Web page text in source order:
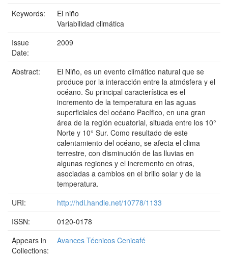
Keywords:
El niño
Variabilidad climática
Issue
Date:
2009
Abstract:
El Niño, es un evento climático natural que se
produce por la interacción entre la atmósfera y el
océano. Su principal característica es el
incremento de la temperatura en las aguas
superficiales del océano Pacífico, en una gran
área de la región ecuatorial, situada entre los 10°
Norte y 10° Sur. Como resultado de este
calentamiento del océano, se afecta el clima
terrestre, con disminución de las lluvias en
algunas regiones y el incremento en otras,
asociadas a cambios en el brillo solar y de la
temperatura.
URI:
http://hdl.handle.net/10778/1133
ISSN:
0120-0178
Appears in
Collections:
Avances Técnicos Cenicafé